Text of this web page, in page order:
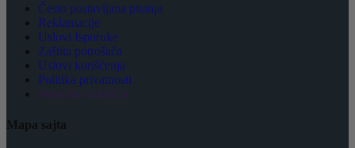
Često postavljana pitanja
Reklamacije
Uslovi Isporuke
Zaštita potrošača
Uslovi korišćenja
Politika privatnosti
Postavke kolačića
Mapa sajta